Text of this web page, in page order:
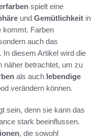
spielt eine
und Gemütlichkeit in
kommt. Farben
auch das
In diesem Artikel wird die
näher betrachtet, um zu
als auch lebendige
verändern können.
sein, denn sie kann das
stark beeinflussen.
, die sowohl